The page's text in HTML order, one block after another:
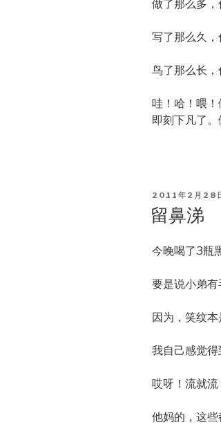
做了那么多，
写了那么久，
鸟了那么长，
哇！哈！喂
即刻下凡了
POSTED
ON
2011年2月28
留鼻涕
今晚喝了3瓶
要是说小弟有
因为，笑纹
我自己感觉得
哎呀！流就流
他妈的，这